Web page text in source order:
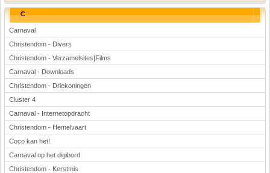
C
Carnaval
Christendom - Divers
Christendom - Verzamelsites|Films
Carnaval - Downloads
Christendom - Driekoningen
Cluster 4
Carnaval - Internetopdracht
Christendom - Hemelvaart
Coco kan het!
Carnaval op het digibord
Christendom - Kerstmis